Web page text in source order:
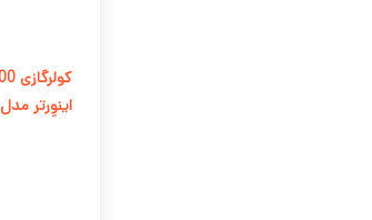
اینوِرتر مدل TAC-12CHSA/TPH11I